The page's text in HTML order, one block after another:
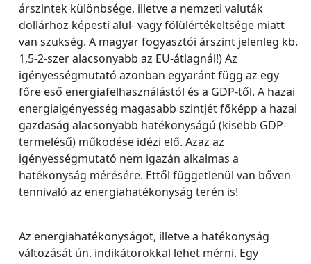
árszintek különbsége, illetve a nemzeti valuták
dollárhoz képesti alul- vagy fölülértékeltsége miatt
van szükség. A magyar fogyasztói árszint jelenleg kb.
1,5-2-szer alacsonyabb az EU-átlagnál!) Az
igényességmutató azonban egyaránt függ az egy
főre eső energiafelhasználástól és a GDP-től. A hazai
energiaigényesség magasabb szintjét főképp a hazai
gazdaság alacsonyabb hatékonyságú (kisebb GDP-
termelésű) működése idézi elő. Azaz az
igényességmutató nem igazán alkalmas a
hatékonyság mérésére. Ettől függetlenül van bőven
tennivaló az energiahatékonyság terén is!
Az energiahatékonyságot, illetve a hatékonyság
változását ún. indikátorokkal lehet mérni. Egy